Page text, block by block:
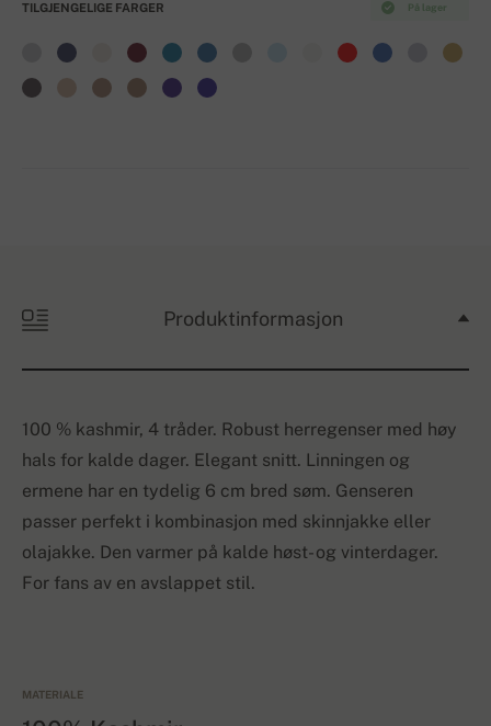
På lager
TILGJENGELIGE FARGER
Produktinformasjon
100 % kashmir, 4 tråder. Robust herregenser med høy
hals for kalde dager. Elegant snitt. Linningen og
ermene har en tydelig 6 cm bred søm. Genseren
passer perfekt i kombinasjon med skinnjakke eller
olajakke. Den varmer på kalde høst- og vinterdager.
For fans av en avslappet stil.
MATERIALE